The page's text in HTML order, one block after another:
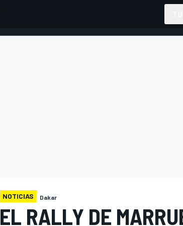
NOTICIAS Dakar
EL RALLY DE